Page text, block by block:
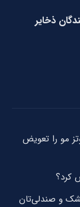
ذخایر
مو را تعویض
کرد؟
و صندلی‌تان